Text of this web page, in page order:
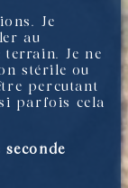
Je
au
Je ne
stérile ou
percutant
parfois cela